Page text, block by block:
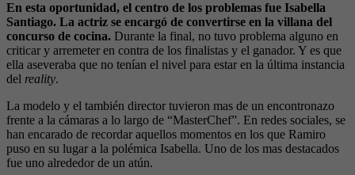
En esta oportunidad, el centro de los problemas fue Isabella
Santiago. La actriz se encargó de convertirse en la villana del
concurso de cocina. Durante la final, no tuvo problema alguno en
criticar y arremeter en contra de los finalistas y el ganador. Y es que
ella aseveraba que no tenían el nivel para estar en la última instancia
del reality.
La modelo y el también director tuvieron mas de un encontronazo
frente a la cámaras a lo largo de “MasterChef”. En redes sociales, se
han encarado de recordar aquellos momentos en los que Ramiro
puso en su lugar a la polémica Isabella. Uno de los mas destacados
fue uno alrededor de un atún.